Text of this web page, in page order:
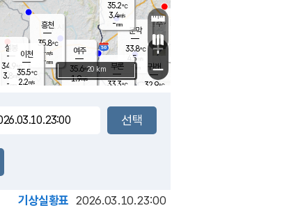
문막
33.8℃
4.5m/s
mm
부론
33.3℃
여주
35.6℃
1.9m/s
35.2℃
3.4m/s
-mm
장호원
흥천
35.8℃
-m/s
-mm
설봉
34.9
3.8 m/s
- mm
귀래
32.9℃
이천
35.5℃
2.2m/s
+
−
20 km
기상실황표 2026.03.10.23:00